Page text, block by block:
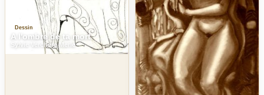
Dessin
A l'ombre de ta mort
Sylvie Verchere Merle